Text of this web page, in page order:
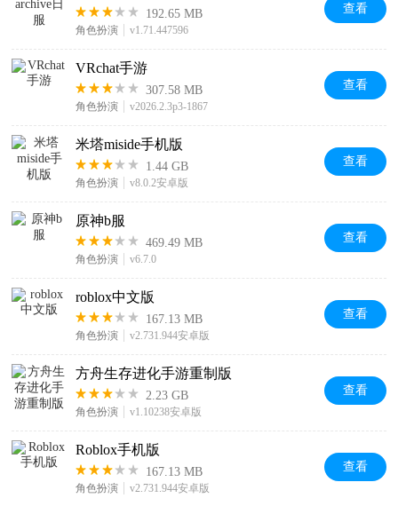
192.65 MB
角色扮演 v1.71.447596
查看
VRchat手游
307.58 MB
角色扮演 v2026.2.3p3-1867
查看
米塔miside手机版
1.44 GB
角色扮演 v8.0.2安卓版
查看
原神b服
469.49 MB
角色扮演 v6.7.0
查看
roblox中文版
167.13 MB
角色扮演 v2.731.944安卓版
查看
方舟生存进化手游重制版
2.23 GB
角色扮演 v1.10238安卓版
查看
Roblox手机版
167.13 MB
角色扮演 v2.731.944安卓版
查看